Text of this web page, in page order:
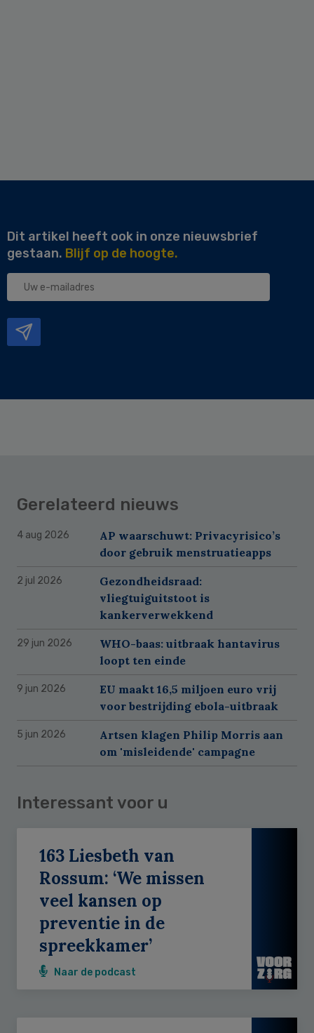
Dit artikel heeft ook in onze nieuwsbrief
gestaan. Blijf op de hoogte.
Uw
Gerelateerd nieuws
4 aug 2026
AP waarschuwt: Privacyrisico’s
door gebruik menstruatieapps
2 jul 2026
Gezondheidsraad:
vliegtuiguitstoot is
kankerverwekkend
29 jun 2026
WHO-baas: uitbraak hantavirus
loopt ten einde
9 jun 2026
EU maakt 16,5 miljoen euro vrij
voor bestrijding ebola-uitbraak
5 jun 2026
Artsen klagen Philip Morris aan
om 'misleidende' campagne
Interessant voor u
163 Liesbeth van
Rossum: ‘We missen
veel kansen op
preventie in de
spreekkamer’
Naar de podcast